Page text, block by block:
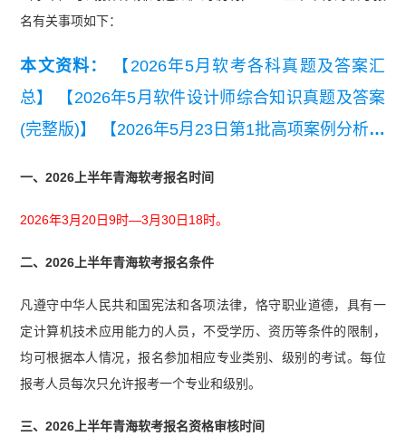
名有关事项如下：
本文资料：
【2026年5月软考各科真题及答案汇
总】
【2026年5月软件设计师综合知识真题及答案
(完整版)】
【2026年5月23日第1批高项案例分析真
成综合知识真题及答案】
一、2026上半年青海软考报名时间
2026年3月20日9时—3月30日18时。
二、2026上半年青海软考报名条件
凡遵守中华人民共和国宪法和各项法律，恪守职业道德，具有一
定计算机技术应用能力的人员，不受学历、资历等条件的限制，
均可根据本人情况，报名参加相应专业类别、级别的考试。每位
报考人员每次只允许报考一个专业和级别。
三、2026上半年青海软考报名资格审核时间